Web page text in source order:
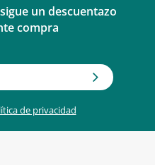
un descuentazo
compra
de privacidad